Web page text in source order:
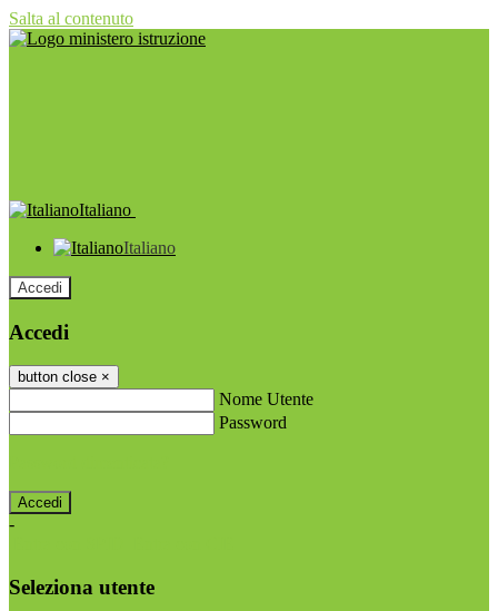
Salta al contenuto
Italiano
Italiano
Accedi
Accedi
button close ×
Nome Utente
Password
-
Seleziona utente